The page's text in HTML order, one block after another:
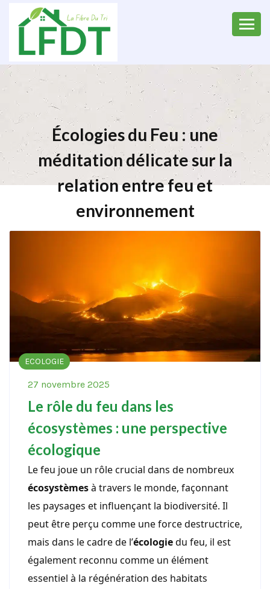
Écologies du Feu : une
méditation délicate sur la
relation entre feu et
environnement
ECOLOGIE
27 novembre 2025
Le rôle du feu dans les
écosystèmes : une perspective
écologique
Le feu joue un rôle crucial dans de nombreux
écosystèmesà travers le monde, façonnant
les paysages et influençant la biodiversité. Il
peut être perçu comme une force destructrice,
mais dans le cadre de l’écologiedu feu, il est
également reconnu comme un élément
essentiel à la régénération des habitats